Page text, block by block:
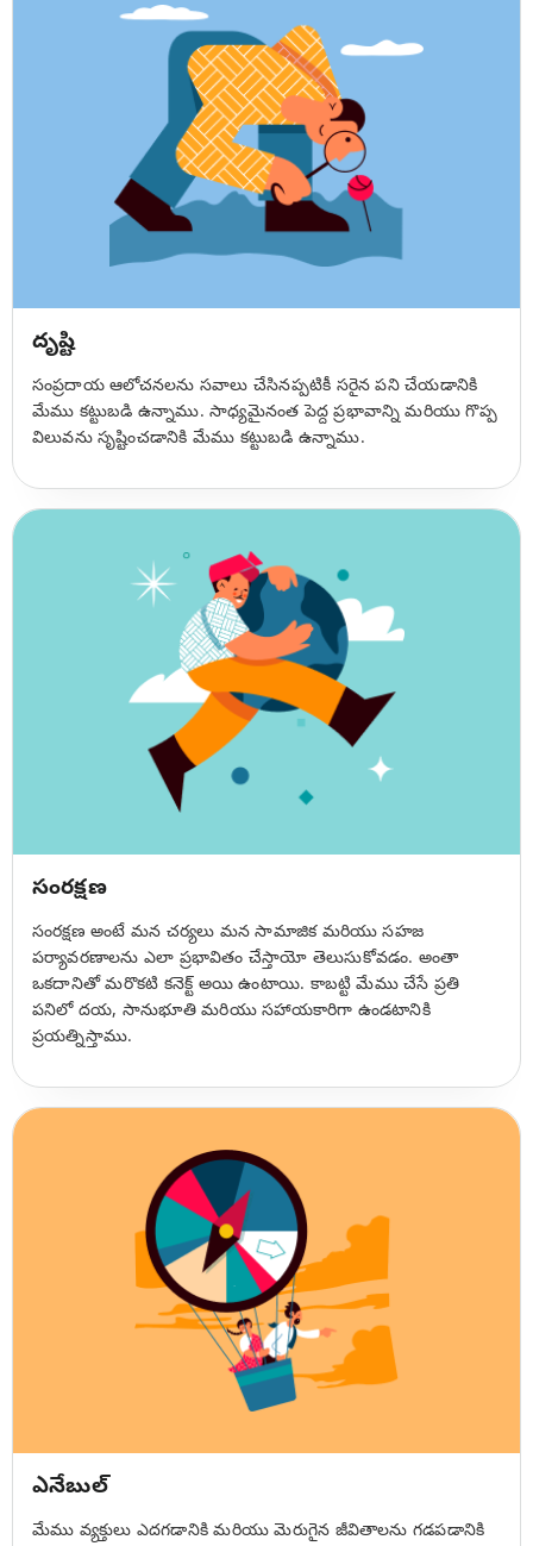
దృష్టి
సంప్రదాయ ఆలోచనలను సవాలు చేసినప్పటికీ సరైన పని చేయడానికి
మేము కట్టుబడి ఉన్నాము. సాధ్యమైనంత పెద్ద ప్రభావాన్ని మరియు గొప్ప
విలువను సృష్టించడానికి మేము కట్టుబడి ఉన్నాము.
సంరక్షణ
సంరక్షణ అంటే మన చర్యలు మన సామాజిక మరియు సహజ
పర్యావరణాలను ఎలా ప్రభావితం చేస్తాయో తెలుసుకోవడం. అంతా
ఒకదానితో మరొకటి కనెక్ట్ అయి ఉంటాయి. కాబట్టి మేము చేసే ప్రతి
పనిలో దయ, సానుభూతి మరియు సహాయకారిగా ఉండటానికి
ప్రయత్నిస్తాము.
ఎనేబుల్
మేము వ్యక్తులు ఎదగడానికి మరియు మెరుగైన జీవితాలను గడపడానికి